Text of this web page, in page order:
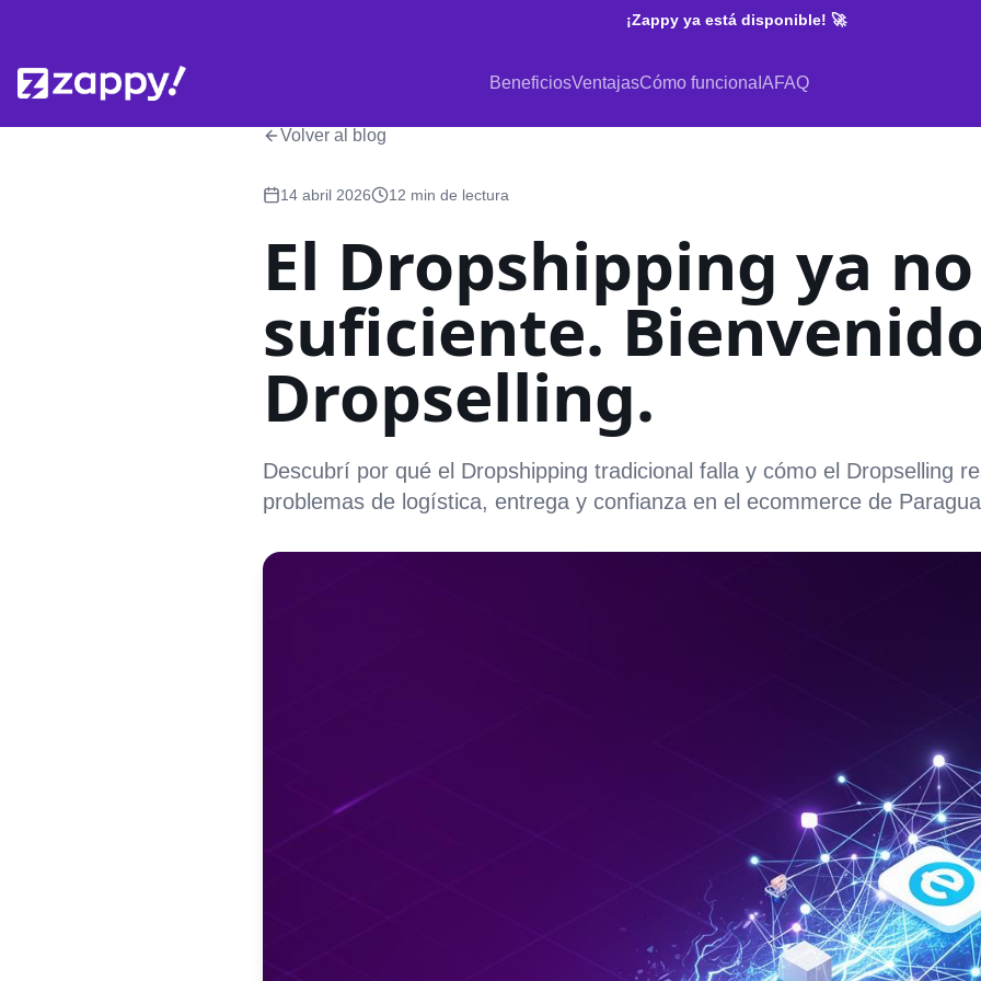
¡Zappy ya está disponible! 🚀
BeneficiosVentajasCómo funciona IAFAQ
Volver al blog
14 abril 2026 12 min de lectura
El Dropshipping ya
suficiente.
Dropselling.
Descubrí por qué el Dropshipping tradicional falla y cómo el Dropselling
problemas de logística, entrega y confianza en el ecommerce de